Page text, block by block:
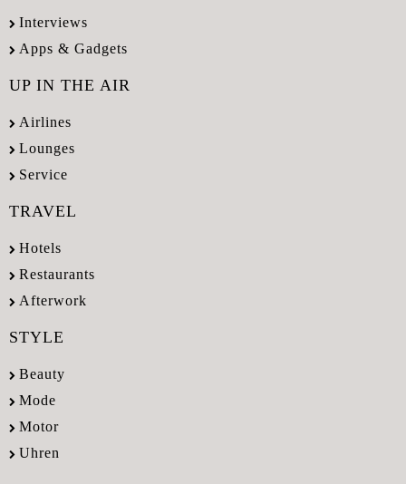
Interviews
Apps & Gadgets
UP IN THE AIR
Airlines
Lounges
Service
TRAVEL
Hotels
Restaurants
Afterwork
STYLE
Beauty
Mode
Motor
Uhren